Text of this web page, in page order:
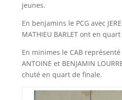
jeunes.
En benjamins le PCG avec
MATHIEU BARLET ont en
En minimes le CAB représenté
ANTOINE et BENJAMIN
chuté en quart de finale.